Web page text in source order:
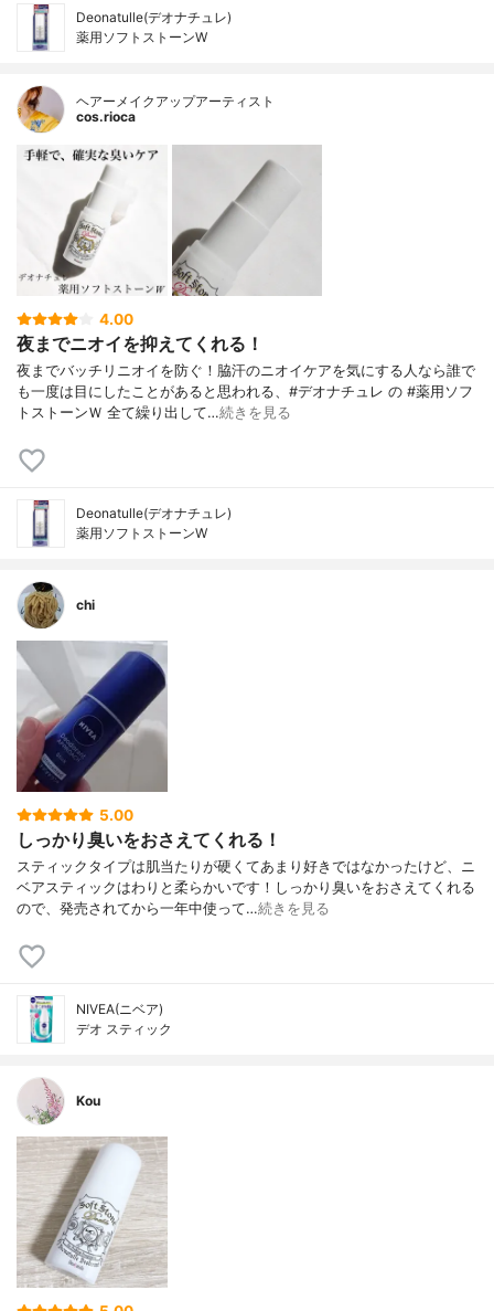
Deonatulle(デオナチュレ)
薬用ソフトストーンW
ヘアーメイクアップアーティスト
cos.rioca
4.00
夜までニオイを抑えてくれる！
夜までバッチリニオイを防ぐ！脇汗のニオイケアを気にする人なら誰で
も一度は目にしたことがあると思われる、#デオナチュレ の #薬用ソフ
トストーンＷ 全て繰り出して…続きを見る
Deonatulle(デオナチュレ)
薬用ソフトストーンW
chi
5.00
しっかり臭いをおさえてくれる！
スティックタイプは肌当たりが硬くてあまり好きではなかったけど、ニ
ベアスティックはわりと柔らかいです！しっかり臭いをおさえてくれる
ので、発売されてから一年中使って…続きを見る
NIVEA(ニベア)
デオ スティック
Kou